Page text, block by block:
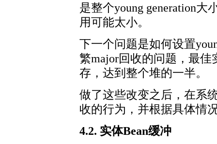
是整个young generation
用可能太小。
下一个问题是如何设置
繁major回收的问题，最佳
存，达到整个堆的一半。
做了这些改变之后，在系
收的行为，并根据具体情
4.2. 实体Bean缓冲